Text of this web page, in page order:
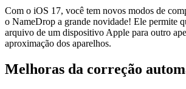
Com o iOS 17, você tem novos modos de
o NameDrop a grande novidade! Ele permite
arquivo de um dispositivo Apple para outro
aproximação dos aparelhos.
Melhoras da correção